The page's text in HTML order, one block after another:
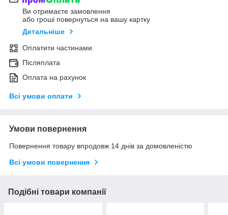
Ви отримаєте замовлення
або гроші повернуться на вашу картку
Детальніше
Оплатити частинами
Післяплата
Оплата на рахунок
Всі умови оплати
Умови повернення
Повернення товару впродовж 14 днів за домовленістю
Всі умови повернення
Подібні товари компанії